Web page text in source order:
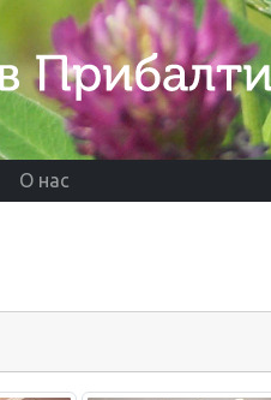
О нас